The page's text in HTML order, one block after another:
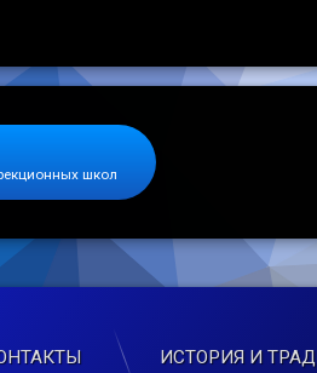
школ
ИСТОРИЯ И